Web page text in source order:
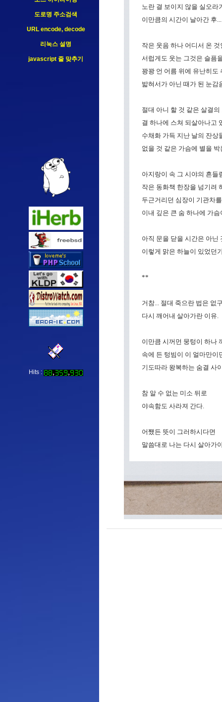
도로명 주소검색
URL encode, decode
리눅스 설명
javascript 줄 맞추기
Hits :
노란 결 보이지 않을 실오라
이만큼의 시간이 날아간 후...
작은 웃음 하나 어디서 온 것
서럽게도 웃는 그것은 슬픔
꽝꽝 언 어름 위에 유난히도
밟혀서가 아닌 때가 된 눈감
절대 아니 할 것 같은 살결의
결 하나에 스쳐 되살아나고
수채화 가득 지난 날의 잔상
없을 것 같은 가슴에 별을 박
아지랑이 속 그 시야의 흔들
작은 동화책 한장을 넘기려
두근거리던 심장이 기관차
이내 깊은 큰 숨 하나에 가슴
아직 문을 닫을 시간은 아닌
이렇게 맑은 하늘이 있었던
**
거참... 절대 죽으란 법은 없
다시 깨어내 살아가란 이유.
이만큼 시꺼먼 뭉텅이 하나
속에 든 텅빔이 이 얼마만이
기도따라 왕복하는 숨결 사
참 알 수 없는 미소 뒤로
야속함도 사라져 간다.
어쨌든 뜻이 그러하시다면
말씀대로 나는 다시 살아가